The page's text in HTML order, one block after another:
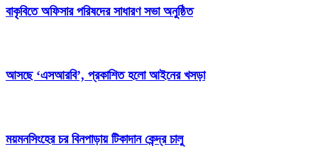
বাকৃবিতে অফিসার পরিষদের সাধারণ সভা অনুষ্ঠিত
আসছে ‘এসআরবি’, প্রকাশিত হলো আইনের খসড়া
ময়মনসিংহের চর বিনপাড়ায় টিকাদান কেন্দ্র চালু